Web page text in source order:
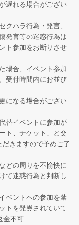
遅れる場合がござい
クハラ行為・発言、
発言等の迷惑行為は
ト参加をお断りさせ
場合、イベント参加
受付時間内にお並び
になる場合がござい
替イベントに参加が
ト、チケット」と交
きますので予めご了
どの周りを不愉快に
て迷惑行為と判断し
ベントへの参加を禁
トを発券されていて
金不可